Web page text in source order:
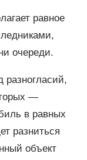
равное
очереди.
разногласий,
—
в равных
разниться
объект